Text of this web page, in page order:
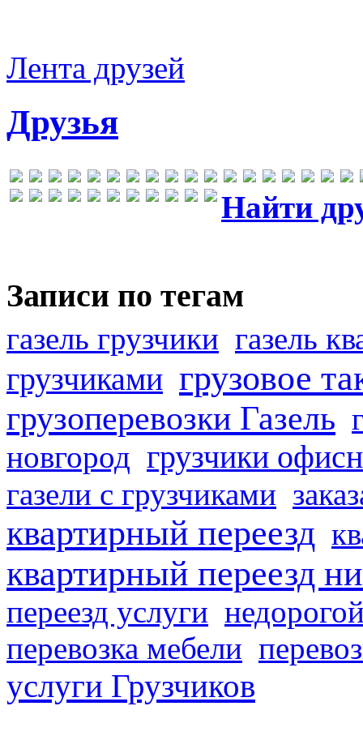
Лента друзей
Друзья
Найти
Записи по тегам
газель грузчики газель
грузчиками грузовое
грузоперевозки Газель
новгород грузчики
газели с грузчиками
квартирный переезд
квартирный переезд
переезд услуги
перевозка мебели
услуги Грузчиков